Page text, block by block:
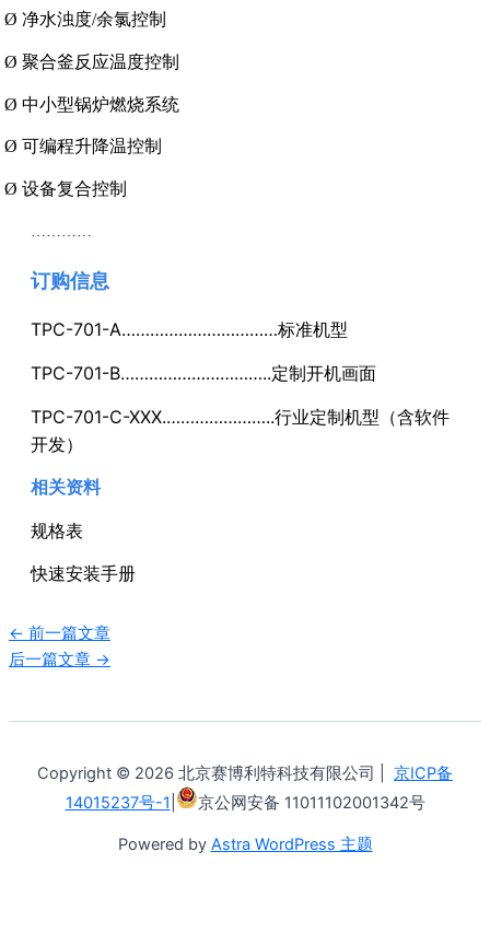
Ø净水浊度/余氯控制
Ø聚合釜反应温度控制
Ø中小型锅炉燃烧系统
Ø可编程升降温控制
Ø设备复合控制
…………
订购信息
TPC-701-A……………………………标准机型
TPC-701-B…………………………..定制开机画面
TPC-701-C-XXX.…………………..行业定制机型（含软件
开发）
相关资料
规格表
快速安装手册
← 前一篇文章
后一篇文章 →
Copyright © 2026 北京赛博利特科技有限公司 | 京ICP备
14015237号-1
京公网安备 11011102001342号
Powered by Astra WordPress 主题